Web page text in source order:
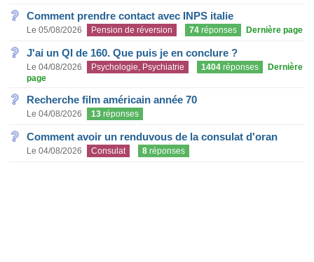
Comment prendre contact avec INPS italie
Le 05/08/2026 Pension de réversion 74 réponses Dernière page
J'ai un QI de 160. Que puis je en conclure ?
Le 04/08/2026 Psychologie, Psychiatrie 1404 réponses
Dernière
page
Recherche film américain année 70
Le 04/08/2026 13 réponses
Comment avoir un renduvous de la consulat d'oran
Le 04/08/2026 Consulat 8 réponses